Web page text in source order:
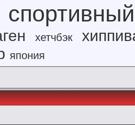
хетчбэк
япония